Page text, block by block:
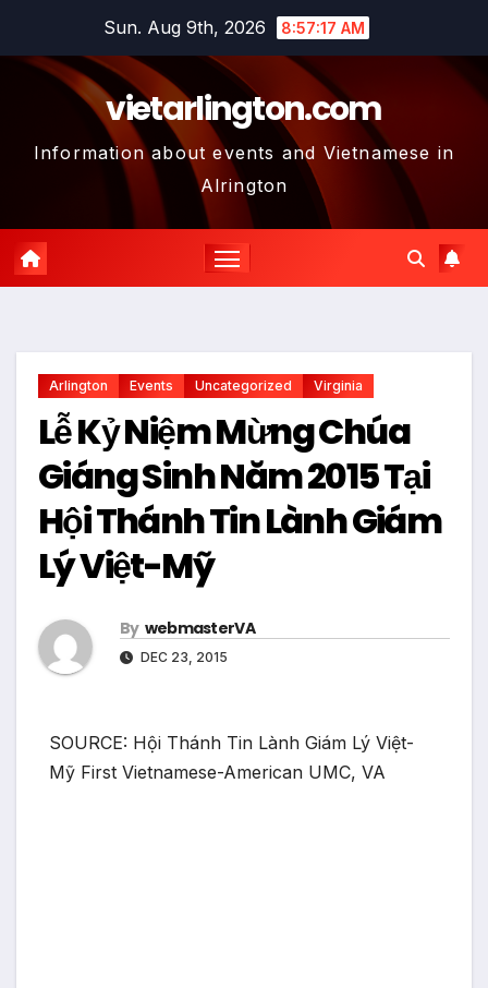
content
Sun. Aug 9th, 2026 8:57:18 AM
vietarlington.com
Information about events and Vietnamese in
Alrington
Arlington Events Uncategorized Virginia
Lễ Kỷ Niệm Mừng Chúa
Giáng Sinh Năm 2015 Tại
Hội Thánh Tin Lành Giám
Lý Việt-Mỹ
By webmasterVA
DEC 23, 2015
SOURCE: Hội Thánh Tin Lành Giám Lý Việt-
Mỹ First Vietnamese-American UMC, VA